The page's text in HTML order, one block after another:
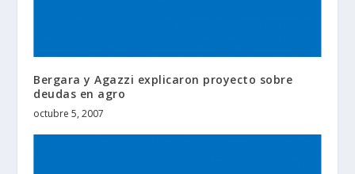
Bergara y Agazzi explicaron proyecto sobre
deudas en agro
octubre 5, 2007